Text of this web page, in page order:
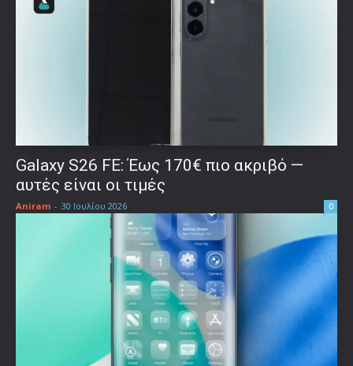
Galaxy S26 FE: Έως 170€ πιο ακριβό —
αυτές είναι οι τιμές
Aniram - 30 Ιουλίου 2026 0